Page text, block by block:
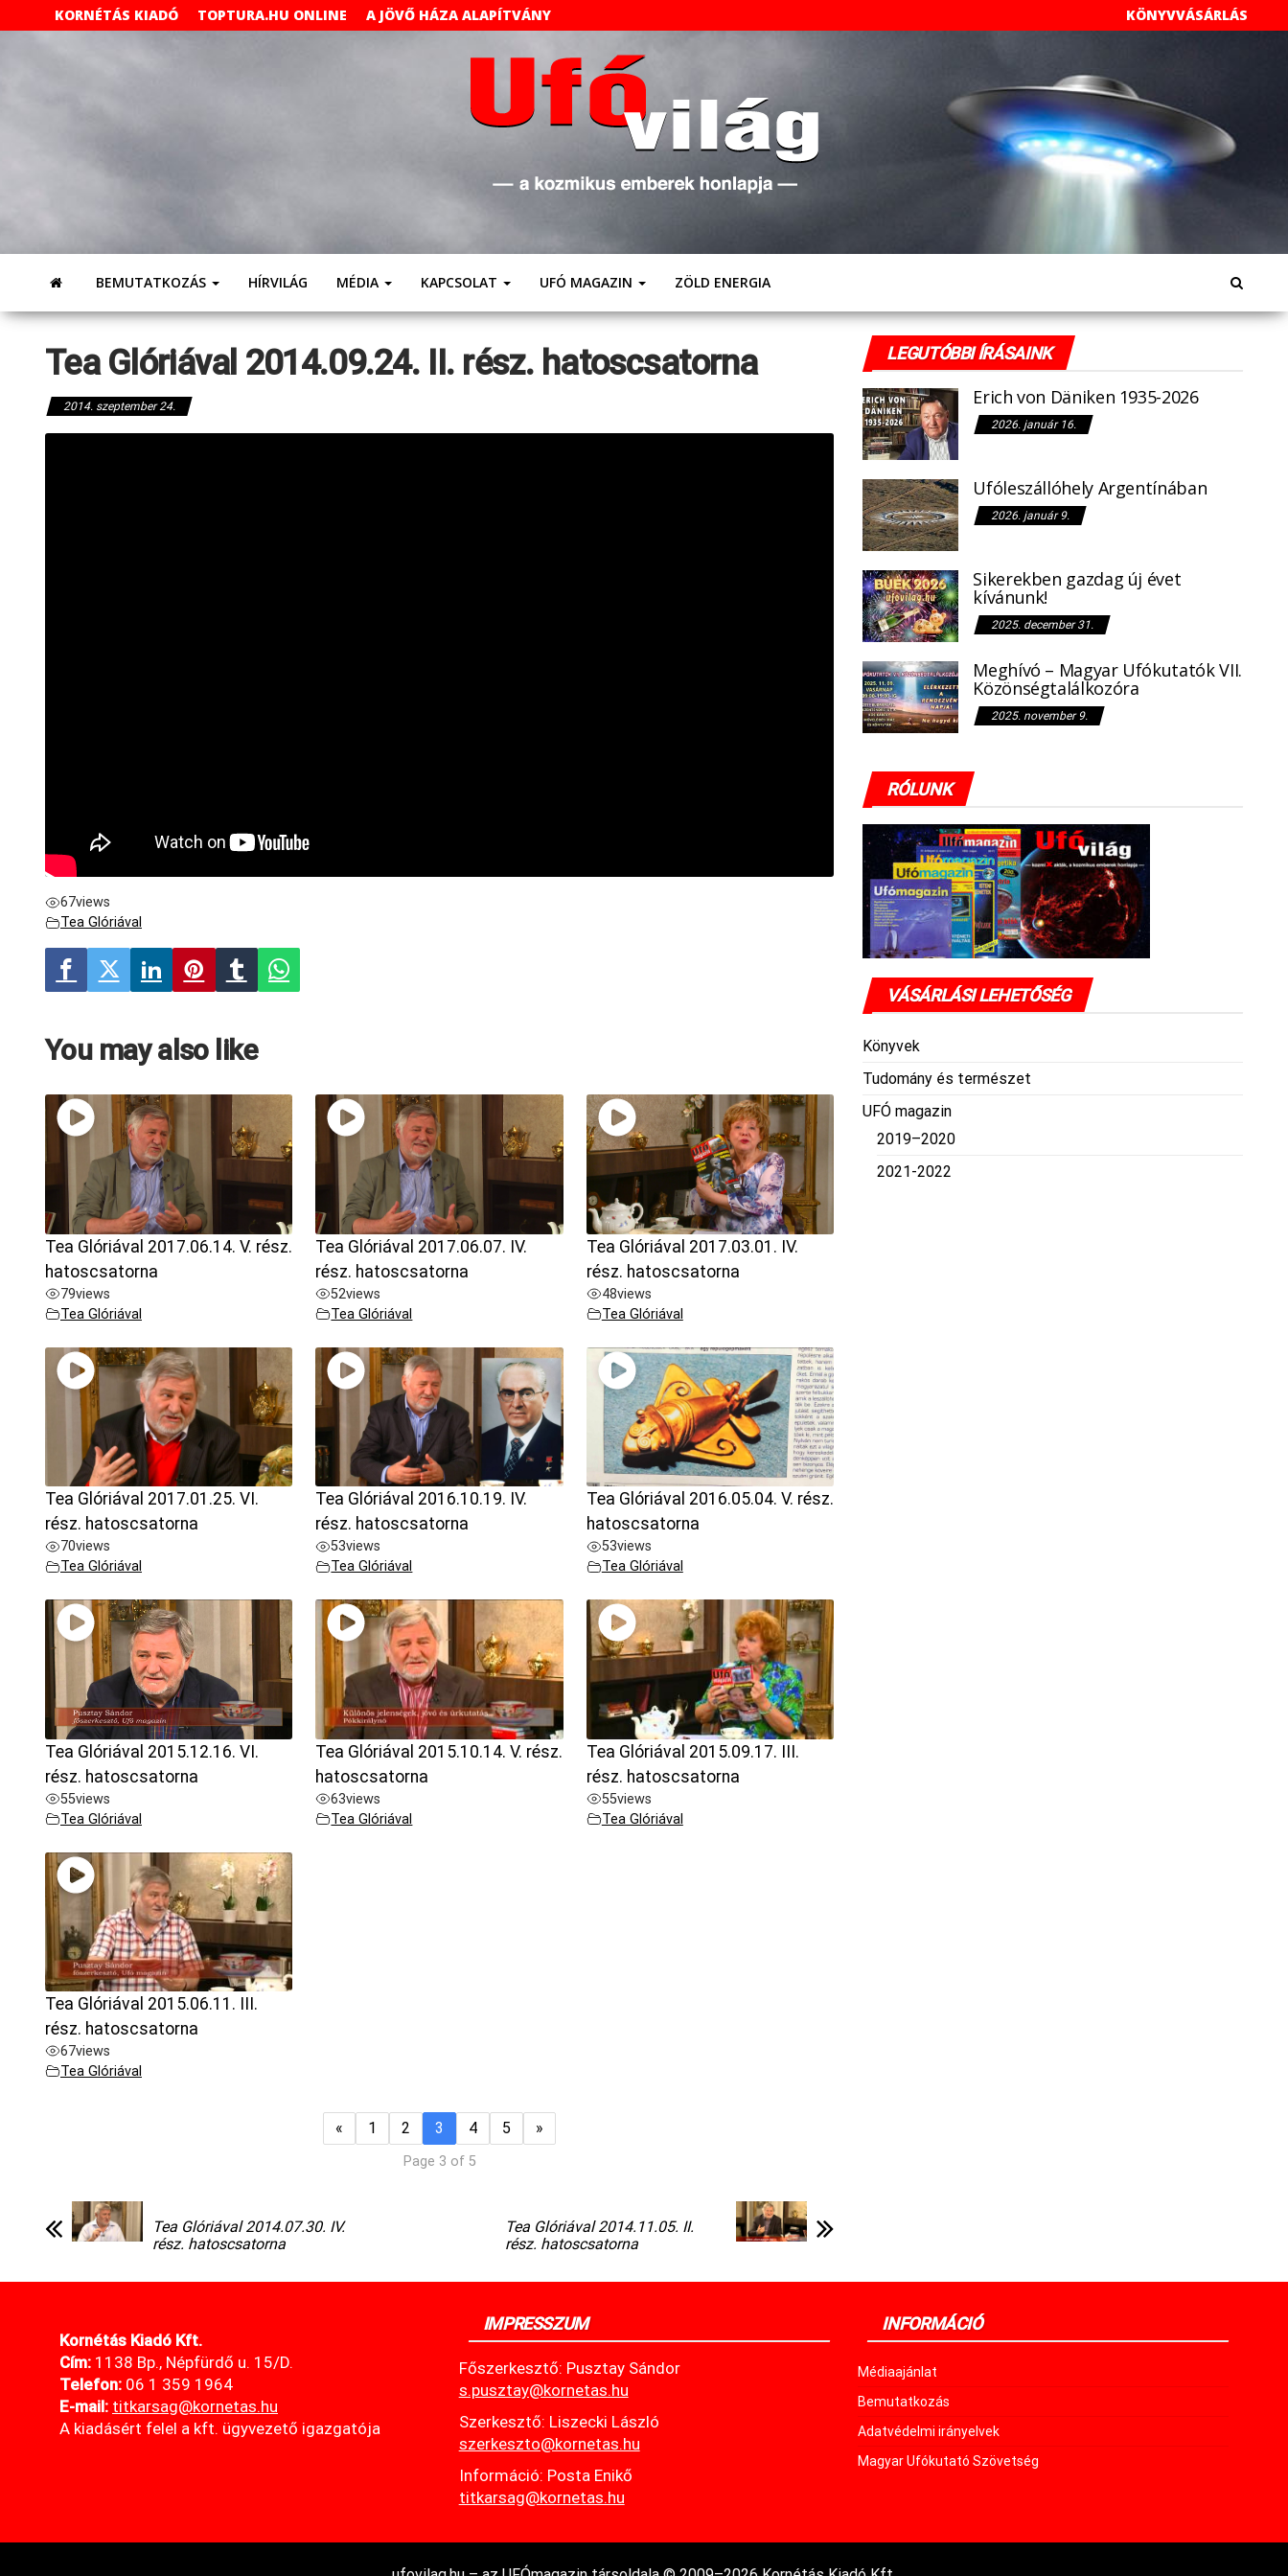
KORNÉTÁS KIADÓ TOPTURA.HU ONLINE A JÖVŐ HÁZA ALAPÍTVÁNY KÖNYVVÁSÁRLÁS
Emberek
Weboldala
BEMUTATKOZÁS HÍRVILÁG MÉDIA KAPCSOLAT UFÓ MAGAZIN ZÖLD ENERGIA
Tea Glóriával 2014.09.24. II. rész. hatoscsatorna
2014. szeptember 24.
67views
Tea Glóriával
You may also like
Tea Glóriával 2017.06.14. V. rész.
hatoscsatorna
79views
Tea Glóriával
Tea Glóriával 2017.06.07. IV.
rész. hatoscsatorna
52views
Tea Glóriával
Tea Glóriával 2017.03.01. IV.
rész. hatoscsatorna
48views
Tea Glóriával
Tea Glóriával 2017.01.25. VI.
rész. hatoscsatorna
70views
Tea Glóriával
Tea Glóriával 2016.10.19. IV.
rész. hatoscsatorna
53views
Tea Glóriával
Tea Glóriával 2016.05.04. V. rész.
hatoscsatorna
53views
Tea Glóriával
Tea Glóriával 2015.12.16. VI.
rész. hatoscsatorna
55views
Tea Glóriával
Tea Glóriával 2015.10.14. V. rész.
hatoscsatorna
63views
Tea Glóriával
Tea Glóriával 2015.09.17. III.
rész. hatoscsatorna
55views
Tea Glóriával
Tea Glóriával 2015.06.11. III.
rész. hatoscsatorna
67views
Tea Glóriával
« 1 2 3 4 5 »
Page 3 of 5
Tea Glóriával 2014.07.30. IV.
rész. hatoscsatorna
Tea Glóriával 2014.11.05. II.
rész. hatoscsatorna
LEGUTÓBBI ÍRÁSAINK
Erich von Däniken 1935-2026
2026. január 16.
Ufóleszállóhely Argentínában
2026. január 9.
Sikerekben gazdag új évet
kívánunk!
2025. december 31.
Meghívó – Magyar Ufókutatók VII.
Közönségtalálkozóra
2025. november 9.
RÓLUNK
VÁSÁRLÁSI LEHETŐSÉG
Könyvek
Tudomány és természet
UFÓ magazin
2019–2020
2021-2022
Kornétás Kiadó Kft.
Cím: 1138 Bp., Népfürdő u. 15/D.
Telefon: 06 1 359 1964
E-mail: titkarsag@kornetas.hu
A kiadásért felel a kft. ügyvezető igazgatója
IMPRESSZUM
Főszerkesztő: Pusztay Sándor
s.pusztay@kornetas.hu
Szerkesztő: Liszecki László
szerkeszto@kornetas.hu
Információ: Posta Enikő
titkarsag@kornetas.hu
INFORMÁCIÓ
Médiaajánlat
Bemutatkozás
Adatvédelmi irányelvek
Magyar Ufókutató Szövetség